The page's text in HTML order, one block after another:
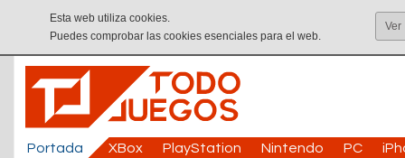
Esta web utiliza cookies.
Puedes comprobar las cookies esenciales para el web.
Ver
Portada XBox PlayStation Nintendo PC